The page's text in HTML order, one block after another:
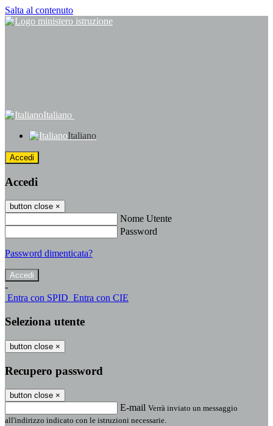
Salta al contenuto
Italiano
Italiano
Accedi
Accedi
button close ×
Nome Utente
Password
Password dimenticata?
-
Entra con SPID Entra con CIE
Seleziona utente
button close ×
Recupero password
button close ×
E-mail Verrà inviato un messaggio
all'indirizzo indicato con le istruzioni necessarie.